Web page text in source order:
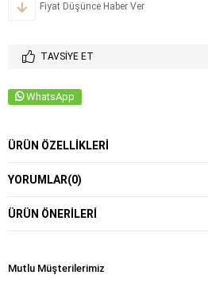
Fiyat Düşünce Haber Ver
TAVSIYE ET
WhatsApp
ÜRÜN ÖZELLIKLERI
YORUMLAR(0)
ÜRÜN ÖNERILERI
Mutlu Müşterilerimiz